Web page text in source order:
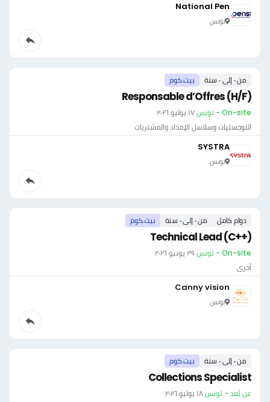
National Pen
تونس
من ٠ إلى ٠ سنة بيت.كوم
Responsable d’Offres (H/F)
On-site - تونس ·١٧ يوليو ٢٠٢٦
اللوجستيات وسلاسل الإمداد والمشتريات
SYSTRA
تونس
دوام كامل من ٠ إلى ٠ سنة بيت.كوم
Technical Lead (C++)
On-site - تونس ·٢٩ يونيو ٢٠٢٦
أخرى
Canny vision
تونس
من ٠ إلى ٠ سنة بيت.كوم
Collections Specialist
عن بُعد - تونس·١٨ يوليو ٢٠٢٦